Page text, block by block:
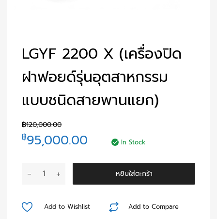
LGYF 2200 X (เครื่องปิด
ฝาฟอยด์รุ่นอุตสาหกรรม
แบบชนิดสายพานแยก)
฿120,000.00
฿95,000.00 In Stock
หยิบใส่ตะกร้า
Add to Compare
Add to Wishlist